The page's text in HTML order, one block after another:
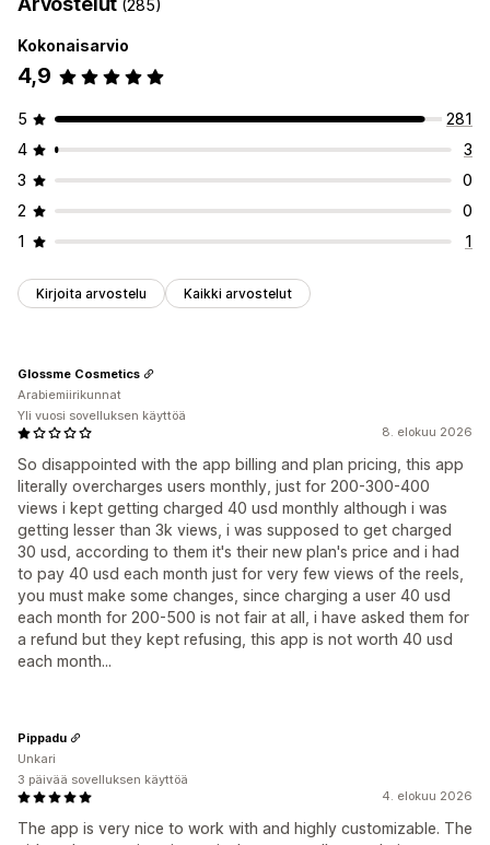
(285)
Kokonaisarvio
4,9
5
281
4
3
3
0
2
0
1
1
Kirjoita arvostelu Kaikki arvostelut
8. elokuu 2026
So disappointed with the app billing and plan pricing, this app
literally overcharges users monthly, just for 200-300-400
views i kept getting charged 40 usd monthly although i was
getting lesser than 3k views, i was supposed to get charged
30 usd, according to them it's their new plan's price and i had
to pay 40 usd each month just for very few views of the reels,
you must make some changes, since charging a user 40 usd
each month for 200-500 is not fair at all, i have asked them for
a refund but they kept refusing, this app is not worth 40 usd
each month...
Glossme Cosmetics
Arabiemiirikunnat
Yli vuosi sovelluksen käyttöä
4. elokuu 2026
The app is very nice to work with and highly customizable. The
Pippadu
Unkari
3 päivää sovelluksen käyttöä